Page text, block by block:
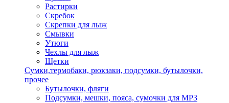
Растирки
Скребок
Скрепки для лыж
Смывки
Утюги
Чехлы для лыж
Щетки
Сумки,термобаки, рюкзаки, подсумки, бутылочки,
прочее
Бутылочки, фляги
Подсумки, мешки, пояса, сумочки для MP3